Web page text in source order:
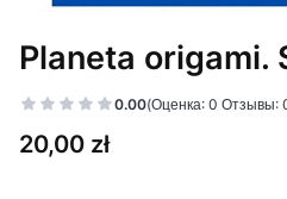
Planeta origami.
0.00(Оценка: 0 Отзывы:
Цена
20,00 zł